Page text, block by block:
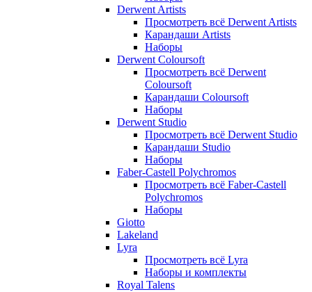
Derwent Artists
Просмотреть всё Derwent Artists
Карандаши Artists
Наборы
Derwent Coloursoft
Просмотреть всё Derwent
Coloursoft
Карандаши Coloursoft
Наборы
Derwent Studio
Просмотреть всё Derwent Studio
Карандаши Studio
Наборы
Faber-Castell Polychromos
Просмотреть всё Faber-Castell
Polychromos
Наборы
Giotto
Lakeland
Lyra
Просмотреть всё Lyra
Наборы и комплекты
Royal Talens